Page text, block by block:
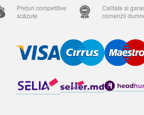
Prețuri competitive
scăzute
Calitate si
comenzii